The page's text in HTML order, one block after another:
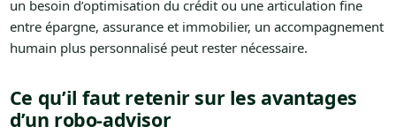
un besoin d’optimisation du crédit ou une articulation fine
entre épargne, assurance et immobilier, un accompagnement
humain plus personnalisé peut rester nécessaire.
Ce qu’il faut retenir sur les avantages
d’un robo-advisor